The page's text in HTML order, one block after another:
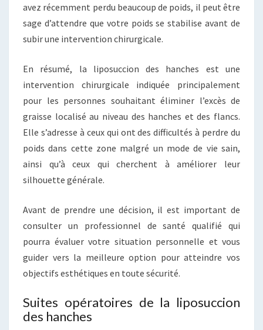
avez récemment perdu beaucoup de poids, il peut être
sage d’attendre que votre poids se stabilise avant de
subir une intervention chirurgicale.
En résumé, la liposuccion des hanches est une
intervention chirurgicale indiquée principalement
pour les personnes souhaitant éliminer l’excès de
graisse localisé au niveau des hanches et des flancs.
Elle s’adresse à ceux qui ont des difficultés à perdre du
poids dans cette zone malgré un mode de vie sain,
ainsi qu’à ceux qui cherchent à améliorer leur
silhouette générale.
Avant de prendre une décision, il est important de
consulter un professionnel de santé qualifié qui
pourra évaluer votre situation personnelle et vous
guider vers la meilleure option pour atteindre vos
objectifs esthétiques en toute sécurité.
Suites opératoires de la liposuccion
des hanches